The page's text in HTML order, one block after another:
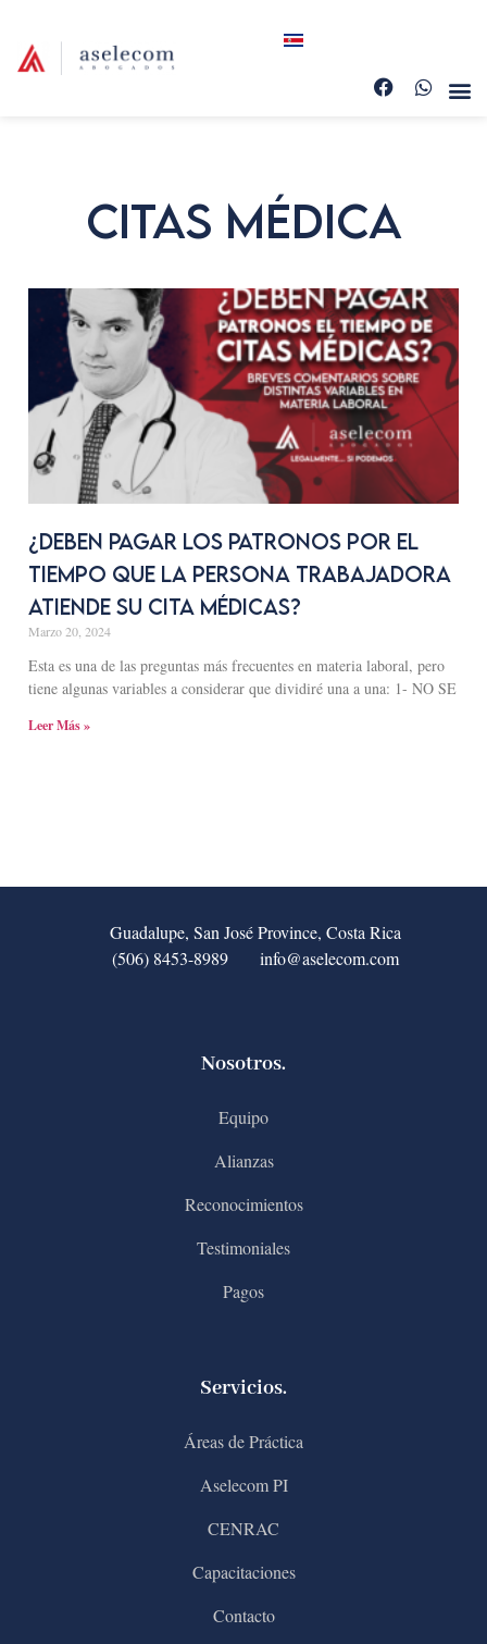
Citas Médica
¿Deben pagar los patronos por el
tiempo que la persona trabajadora
atiende su cita médicas?
Marzo 20, 2024
Esta es una de las preguntas más frecuentes en materia laboral, pero
tiene algunas variables a considerar que dividiré una a una: 1- NO SE
Leer Más »
Guadalupe, San José Province, Costa Rica
(506) 8453-8989
info@aselecom.com
Nosotros.
Equipo
Alianzas
Reconocimientos
Testimoniales
Pagos
Servicios.
Áreas de Práctica
Aselecom PI
CENRAC
Capacitaciones
Contacto